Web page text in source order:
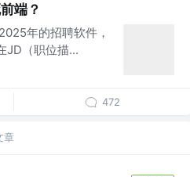
端？
年的招聘软件，
JD（职位描...
472
章